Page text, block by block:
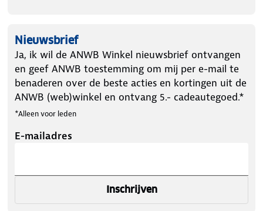
Nieuwsbrief
Ja, ik wil de ANWB Winkel nieuwsbrief ontvangen
en geef ANWB toestemming om mij per e-mail te
benaderen over de beste acties en kortingen uit de
ANWB (web)winkel en ontvang 5.- cadeautegoed.*
*Alleen voor leden
E-mailadres
Inschrijven